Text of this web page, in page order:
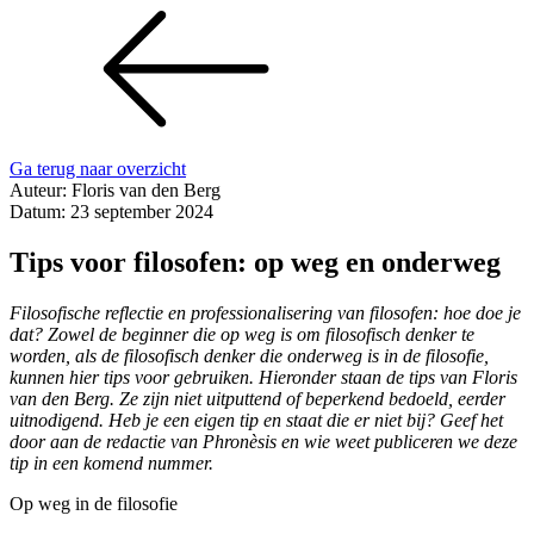
Ga terug naar overzicht
Auteur: Floris van den Berg
Datum: 23 september 2024
Tips voor filosofen: op weg en onderweg
Filosofische reflectie en professionalisering van filosofen: hoe doe je
dat? Zowel de beginner die op weg is om filosofisch denker te
worden, als de filosofisch denker die onderweg is in de filosofie,
kunnen hier tips voor gebruiken. Hieronder staan de tips van Floris
van den Berg. Ze zijn niet uitputtend of beperkend bedoeld, eerder
uitnodigend. Heb je een eigen tip en staat die er niet bij? Geef het
door aan de redactie van Phronèsis en wie weet publiceren we deze
tip in een komend nummer.
Op weg in de filosofie